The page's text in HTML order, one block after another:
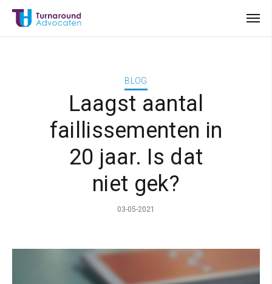
BLOG
Laagst aantal
faillissementen in
20 jaar. Is dat
niet gek?
03-05-2021